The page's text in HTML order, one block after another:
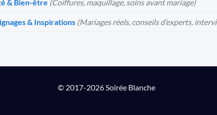
& Bien-être (Coiffures, maquillage, soins avant mariage)
& Inspirations (Mariages réels, conseils d’experts,
© 2017-2026 Soirée Blanche